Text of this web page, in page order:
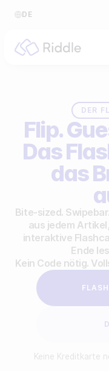
DE
Quiz erstellen
Persönlichkeitstest
Umfrage /
Formular erstellen
Tippspiel erstellen
Leaderboard erstellen
Minigame erstellen
Story erstellen
Hilfe Center
Video Akademie
Über uns
FAQ
Reviews
Custom-Code Beispiele
DER
Flip.
Das
das
Bite-sized.
aus jedem
interaktive
Ende
Kein Code nötig.
Keine Kreditkarte